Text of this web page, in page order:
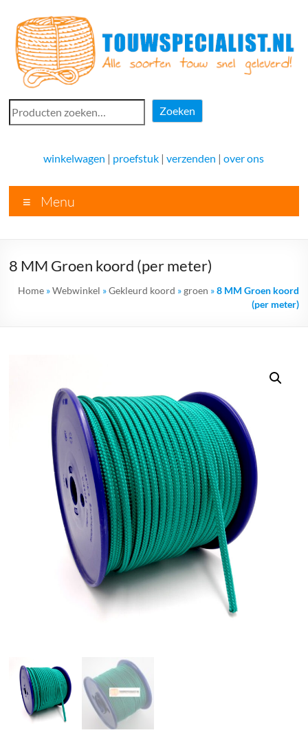
naar
inhoud
Touwspecialist.nl
voor
vele
soorten
goed
advies!
Zoeken
Zoeken
winkelwagen | proefstuk |verzenden |over ons
Menu
8 MM Groen koord (per meter)
Home»Webwinkel »Gekleurd koord »groen »8 MM Groen koord
(per meter)